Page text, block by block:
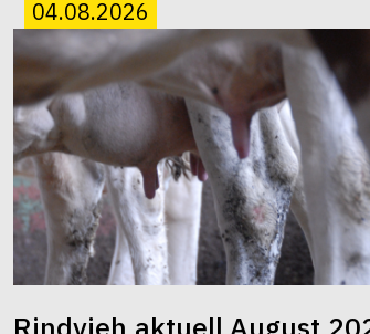
04.08.2026